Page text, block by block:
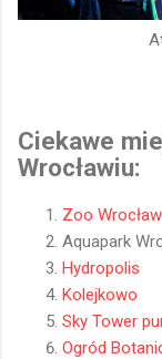
Ciekawe
Wrocławiu:
Zoo Wrocław
Aquapark
Hydropolis
Kolejkowo
Sky Tower
Ogród